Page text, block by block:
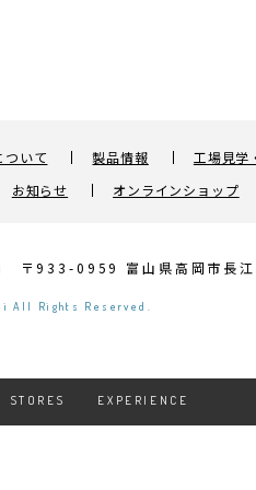
いて 製品情報 工場見学
お知らせ オンラインショップ
〒933-0959 富山県高岡市長
All Rights Reserved.
STORES EXPERIENCE